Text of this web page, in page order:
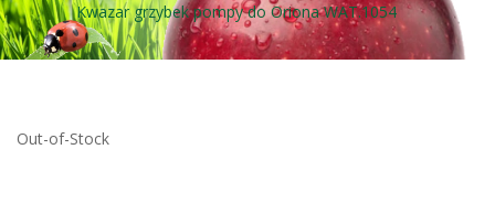
Kwazar grzybek pompy do Oriona WAT.1054
Out-of-Stock